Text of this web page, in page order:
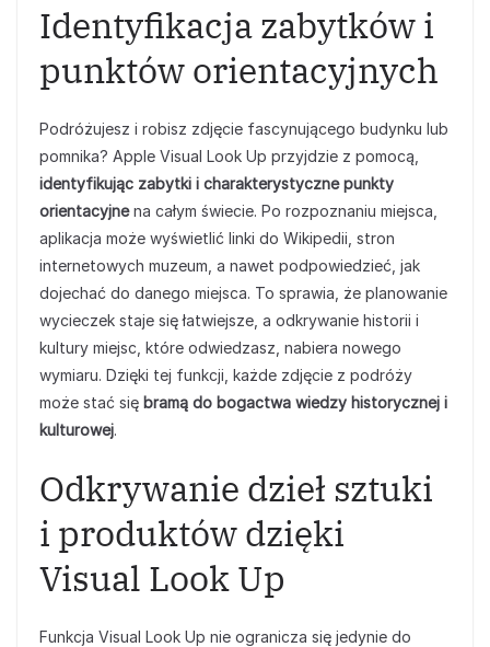
Identyfikacja zabytków i
punktów orientacyjnych
Podróżujesz i robisz zdjęcie fascynującego budynku lub
pomnika? Apple Visual Look Up przyjdzie z pomocą,
identyfikując zabytki i charakterystyczne punkty
orientacyjnena całym świecie. Po rozpoznaniu miejsca,
aplikacja może wyświetlić linki do Wikipedii, stron
internetowych muzeum, a nawet podpowiedzieć, jak
dojechać do danego miejsca. To sprawia, że planowanie
wycieczek staje się łatwiejsze, a odkrywanie historii i
kultury miejsc, które odwiedzasz, nabiera nowego
wymiaru. Dzięki tej funkcji, każde zdjęcie z podróży
może stać się bramą do bogactwa wiedzy historycznej i
kulturowej.
Odkrywanie dzieł sztuki
i produktów dzięki
Visual Look Up
Funkcja Visual Look Up nie ogranicza się jedynie do